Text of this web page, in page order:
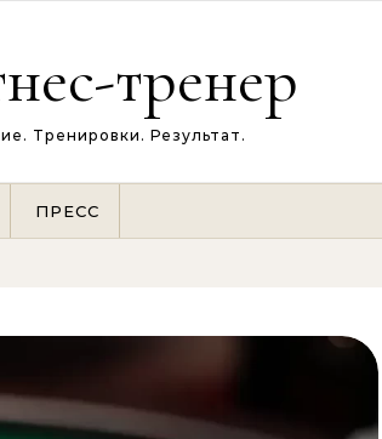
тренер
Тренировки. Результат.
ПРЕСС